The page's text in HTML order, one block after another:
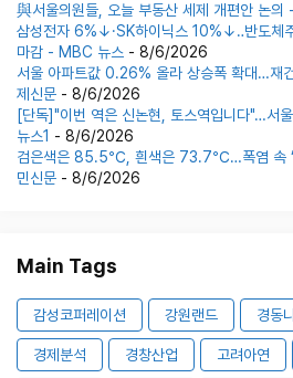
與서울의원들, 오늘 부동산 세제 개편안 논의
삼성전자 6%↓·SK하이닉스 10%↓‥반도체
마감 - MBC 뉴스 - 8/6/2026
서울 아파트값 0.26% 올라 상승폭 확대…재
제신문 - 8/6/2026
[단독]"이번 역은 신논현, 토스역입니다"…서
뉴스1 - 8/6/2026
검은색은 85.5℃, 흰색은 73.7℃…폭염 속 ‘
민신문 - 8/6/2026
Main Tags
감성코퍼레이션 강원랜드 경동
경제분석 경창산업 고려아연